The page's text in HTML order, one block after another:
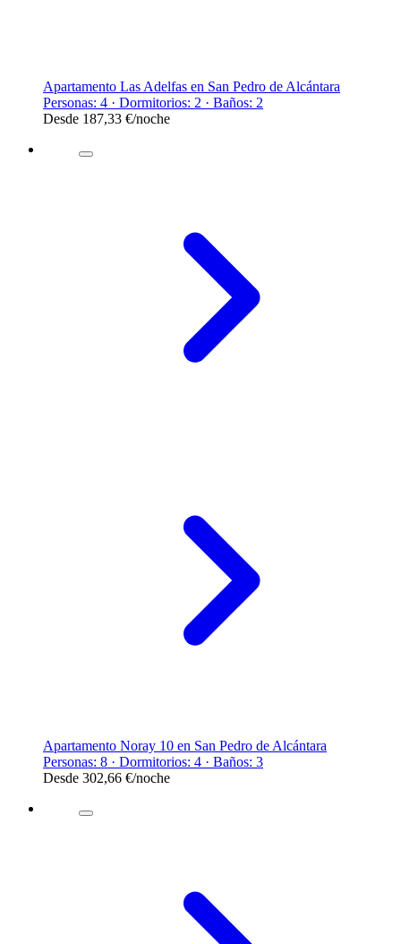
Apartamento Las Adelfas en San Pedro de Alcántara
Personas: 4 · Dormitorios: 2 · Baños: 2
Desde 187,33 €/noche
Apartamento Noray 10 en San Pedro de Alcántara
Personas: 8 · Dormitorios: 4 · Baños: 3
Desde 302,66 €/noche